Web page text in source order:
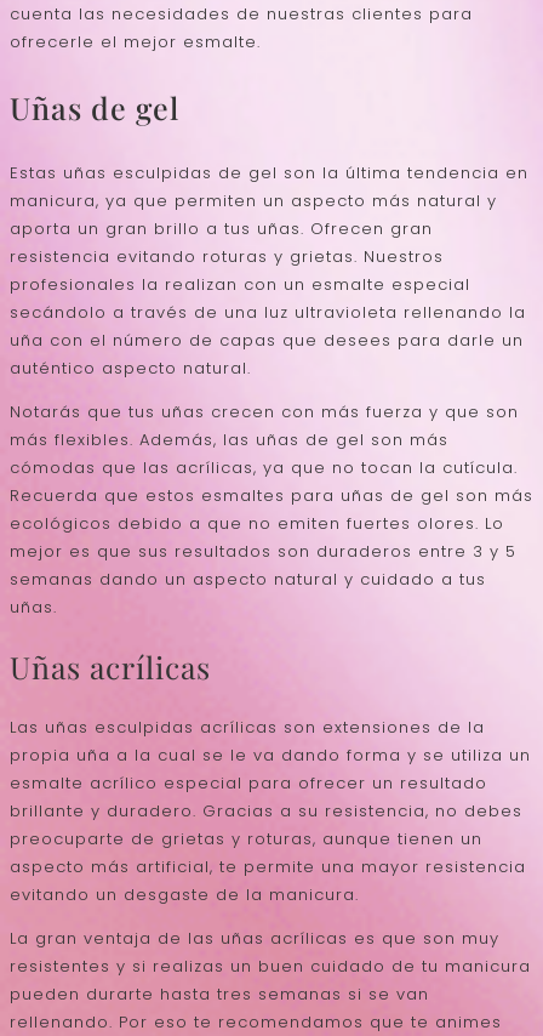
cuenta las necesidades de nuestras clientes para
ofrecerle el mejor esmalte.
Uñas de gel
Estas uñas esculpidas de gel son la última tendencia en
manicura, ya que permiten un aspecto más natural y
aporta un gran brillo a tus uñas. Ofrecen gran
resistencia evitando roturas y grietas. Nuestros
profesionales la realizan con un esmalte especial
secándolo a través de una luz ultravioleta rellenando la
uña con el número de capas que desees para darle un
auténtico aspecto natural.
Notarás que tus uñas crecen con más fuerza y que son
más flexibles. Además, las uñas de gel son más
cómodas que las acrílicas, ya que no tocan la cutícula.
Recuerda que estos esmaltes para uñas de gel son más
ecológicos debido a que no emiten fuertes olores. Lo
mejor es que sus resultados son duraderos entre 3 y 5
semanas dando un aspecto natural y cuidado a tus
uñas.
Uñas acrílicas
Las uñas esculpidas acrílicas son extensiones de la
propia uña a la cual se le va dando forma y se utiliza un
esmalte acrílico especial para ofrecer un resultado
brillante y duradero. Gracias a su resistencia, no debes
preocuparte de grietas y roturas, aunque tienen un
aspecto más artificial, te permite una mayor resistencia
evitando un desgaste de la manicura.
La gran ventaja de las uñas acrílicas es que son muy
resistentes y si realizas un buen cuidado de tu manicura
pueden durarte hasta tres semanas si se van
rellenando. Por eso te recomendamos que te animes